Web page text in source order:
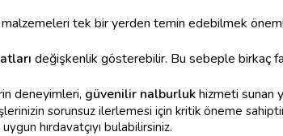
malzemeleri tek bir yerden temin edebilmek
değişkenlik gösterebilir. Bu sebeple birkaç
deneyimleri, güvenilir nalburlukhizmeti sunan
sorunsuz ilerlemesi için kritik öneme
hırdavatçıyı bulabilirsiniz.